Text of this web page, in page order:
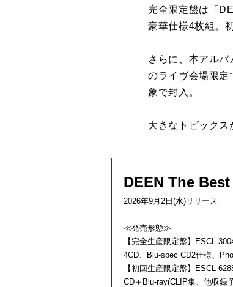
完全限定盤は「
豪華仕様4枚組。
さらに、本アル
のライヴ会場限
象で封入。
大きなトピックス
DEEN The
2026年9月2日(水)リリース
≪発売形態≫
【完全生産限定盤】ESCL-
4CD、Blu-spec CD2仕様、
【初回生産限定盤】ESCL-
CD＋Blu-ray(CLIP集、他収録